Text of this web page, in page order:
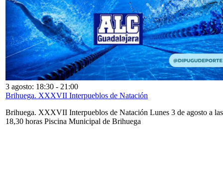
3 agosto: 18:30 - 21:00
Brihuega. XXXVII Interpueblos de Natación
Brihuega. XXXVII Interpueblos de Natación Lunes 3 de agosto a las
18,30 horas Piscina Municipal de Brihuega